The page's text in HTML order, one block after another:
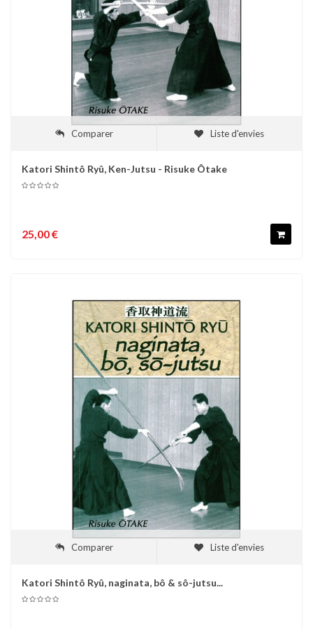
Comparer Liste d'envies
Katori Shintô Ryû, Ken-Jutsu - Risuke Ôtake
25,00 €
Comparer Liste d'envies
Katori Shintô Ryû, naginata, bô & sô-jutsu...